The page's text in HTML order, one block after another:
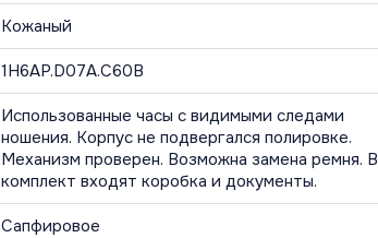
Кожаный
1H6AP.D07A.C60B
Использованные часы с видимыми следами
ношения. Корпус не подвергался полировке.
Механизм проверен. Возможна замена ремня. В
комплект входят коробка и документы.
Сапфировое